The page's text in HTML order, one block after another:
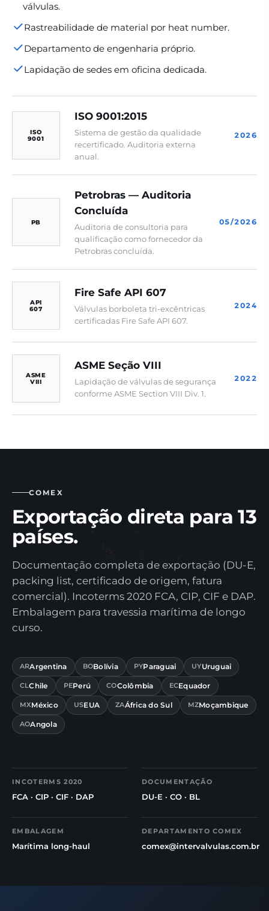
válvulas.
Rastreabilidade de material por heat number.
Departamento de engenharia próprio.
Lapidação de sedes em oficina dedicada.
ISO
9001
ISO 9001:2015
Sistema de gestão da qualidade
recertificado. Auditoria externa
anual.
2026
PB
Petrobras — Auditoria
Concluída
Auditoria de consultoria para
qualificação como fornecedor da
Petrobras concluída.
05/2026
API
607
Fire Safe API 607
Válvulas borboleta tri-excêntricas
certificadas Fire Safe API 607.
2024
ASME
VIII
ASME Seção VIII
Lapidação de válvulas de segurança
conforme ASME Section VIII Div. 1.
2022
COMEX
Exportação direta para 13
países.
Documentação completa de exportação (DU-E,
packing list, certificado de origem, fatura
comercial). Incoterms 2020 FCA, CIP, CIF e DAP.
Embalagem para travessia marítima de longo
curso.
ARArgentina BOBolívia PYParaguai UYUruguai
CLChile PEPerú COColômbia ECEquador
MXMéxico USEUA ZAÁfrica do Sul MZMoçambique
AOAngola
INCOTERMS 2020
FCA · CIP · CIF · DAP
DOCUMENTAÇÃO
DU-E · CO · BL
EMBALAGEM
Marítima long-haul
DEPARTAMENTO COMEX
comex@intervalvulas.com.br